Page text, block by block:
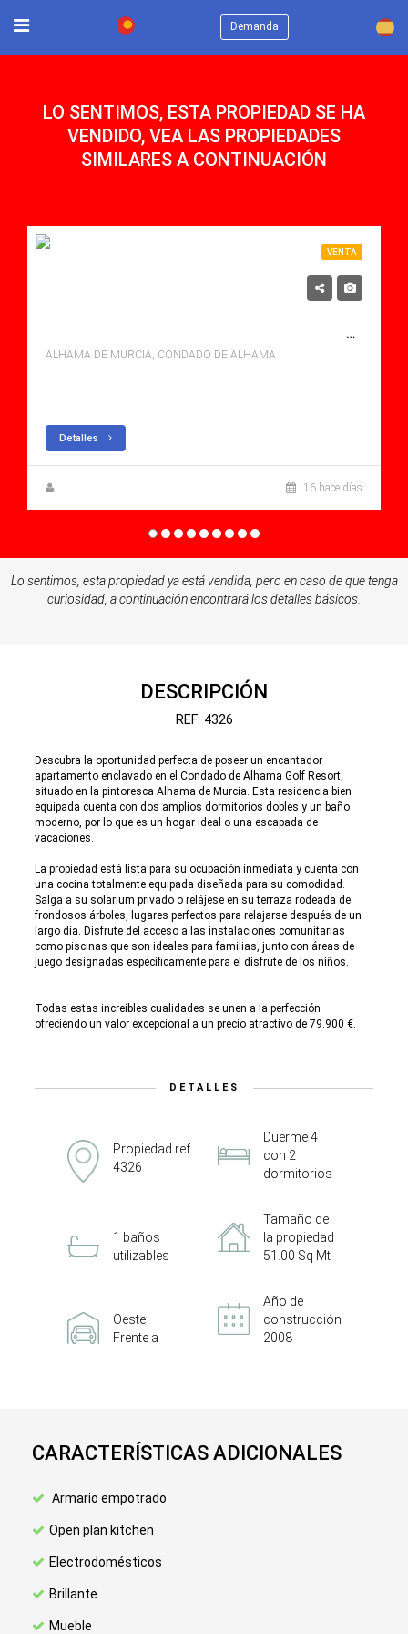
Demanda ×
LO SENTIMOS, ESTA PROPIEDAD SE HA
VENDIDO, VEA LAS PROPIEDADES
SIMILARES A CONTINUACIÓN
VENTA
SE VENDE APARTAMENTO EN CONDADO DE ALHAMA, ALHAMA DE MURCIA CON PISCINA
ALHAMA DE MURCIA, CONDADO DE ALHAMA
Detalles
16 hace días
Lo sentimos, esta propiedad ya está vendida, pero en caso de que tenga
curiosidad, a continuación encontrará los detalles básicos.
DESCRIPCIÓN
REF: 4326
Descubra la oportunidad perfecta de poseer un encantador
apartamento enclavado en el Condado de Alhama Golf Resort,
situado en la pintoresca Alhama de Murcia. Esta residencia bien
equipada cuenta con dos amplios dormitorios dobles y un baño
moderno, por lo que es un hogar ideal o una escapada de
vacaciones.
La propiedad está lista para su ocupación inmediata y cuenta con
una cocina totalmente equipada diseñada para su comodidad.
Salga a su solarium privado o relájese en su terraza rodeada de
frondosos árboles, lugares perfectos para relajarse después de un
largo día. Disfrute del acceso a las instalaciones comunitarias
como piscinas que son ideales para familias, junto con áreas de
juego designadas específicamente para el disfrute de los niños.
Todas estas increíbles cualidades se unen a la perfección
ofreciendo un valor excepcional a un precio atractivo de 79.900 €.
DETALLES
Propiedad ref
4326
Duerme 4
con 2
dormitorios
1 baños
utilizables
Tamaño de
la propiedad
51.00 Sq Mt
Oeste
Frente a
Año de
construcción
2008
CARACTERÍSTICAS ADICIONALES
Armario empotrado
Open plan kitchen
Electrodomésticos
Brillante
Mueble